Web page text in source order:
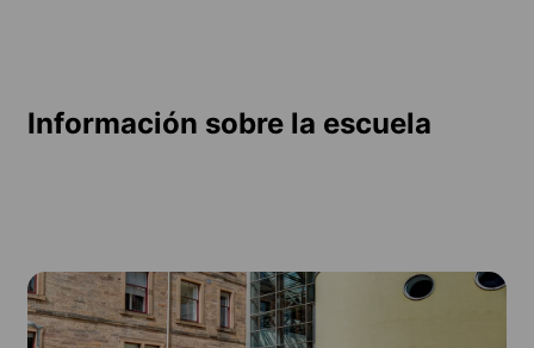
Información sobre la escuela